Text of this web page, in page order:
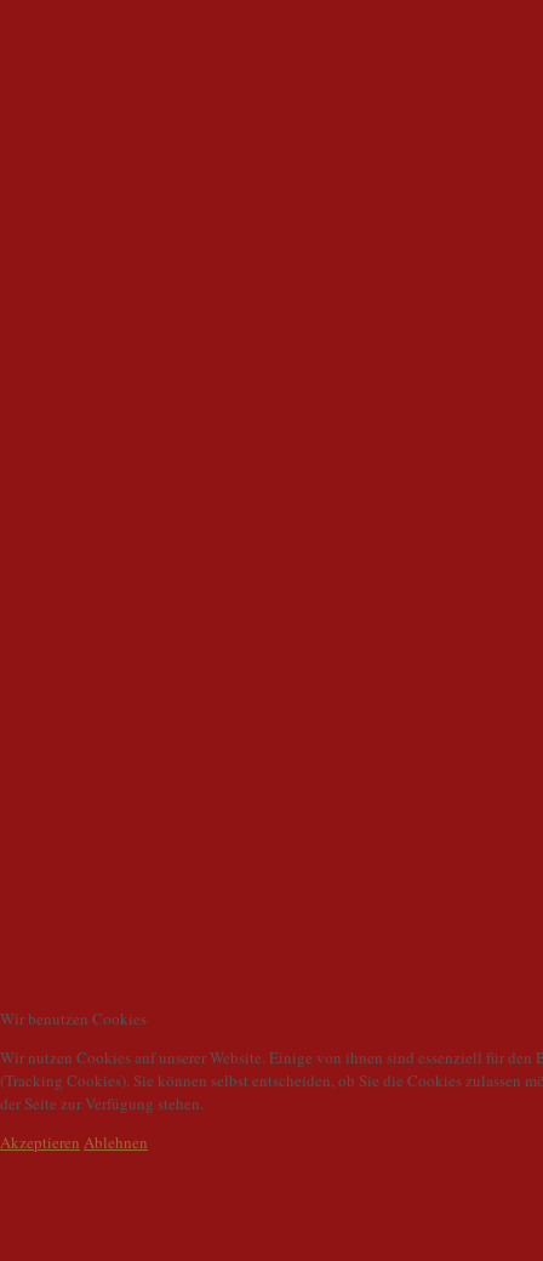
Wir benutzen Cookies
Wir nutzen Cookies auf unserer Website. Einige von ihnen sind essenziell für den
(Tracking Cookies). Sie können selbst entscheiden, ob Sie die Cookies
der Seite zur Verfügung stehen.
Akzeptieren Ablehnen